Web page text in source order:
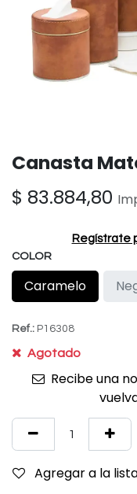
Canasta
$ 83.884,80
Regístrate
COLOR
Caramelo
Ref.: P16308
Agotado
Recibe una
Agregar a la